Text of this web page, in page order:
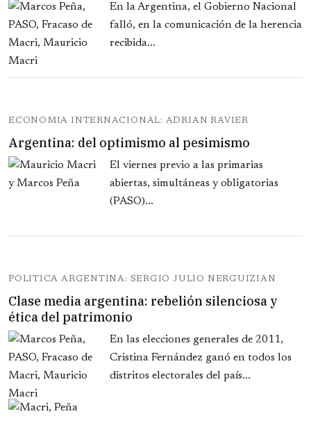
En la Argentina, el Gobierno Nacional
falló, en la comunicación de la herencia
recibida...
ECONOMIA INTERNACIONAL: ADRIAN RAVIER
Argentina: del optimismo al pesimismo
El viernes previo a las primarias
abiertas, simultáneas y obligatorias
(PASO)...
POLITICA ARGENTINA: SERGIO JULIO NERGUIZIAN
Clase media argentina: rebelión silenciosa y
ética del patrimonio
En las elecciones generales de 2011,
Cristina Fernández ganó en todos los
distritos electorales del país...